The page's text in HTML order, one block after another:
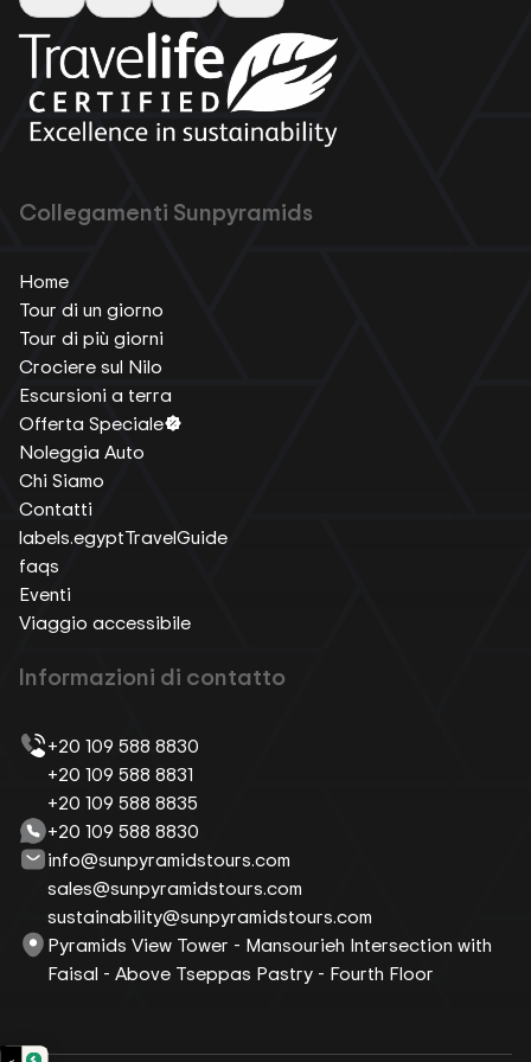
Collegamenti Sunpyramids
Home
Tour di un giorno
Tour di più giorni
Crociere sul Nilo
Escursioni a terra
Offerta Speciale
Noleggia Auto
Chi Siamo
Contatti
labels.egyptTravelGuide
faqs
Eventi
Viaggio accessibile
Informazioni di contatto
+20 109 588 8830
+20 109 588 8831
+20 109 588 8835
+20 109 588 8830
info@sunpyramidstours.com
sales@sunpyramidstours.com
sustainability@sunpyramidstours.com
Pyramids View Tower - Mansourieh Intersection with
Faisal - Above Tseppas Pastry - Fourth Floor